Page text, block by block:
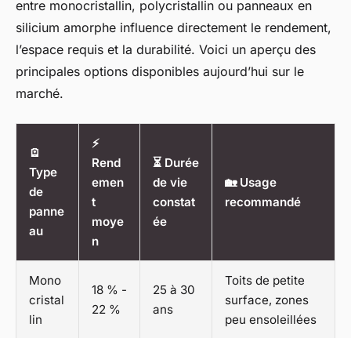
entre monocristallin, polycristallin ou panneaux en
silicium amorphe influence directement le rendement,
l’espace requis et la durabilité. Voici un aperçu des
principales options disponibles aujourd’hui sur le
marché.
🪫
Type
de
panne
au
⚡
Rend
emen
t
moye
n
⏳ Durée
de vie
constat
ée
🏡 Usage
recommandé
Mono
cristal
lin
18 % -
22 %
25 à 30
ans
Toits de petite
surface, zones
peu ensoleillées